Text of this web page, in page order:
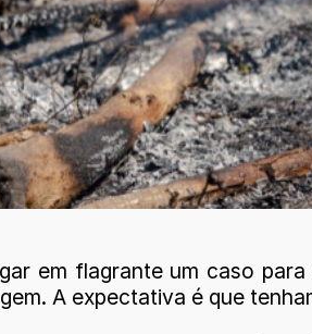
em flagrante um caso
A expectativa é que